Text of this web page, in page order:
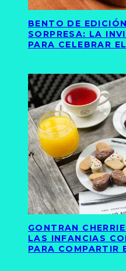
BENTO DE
SORPRESA: LA
PARA CELEBRAR
GONTRAN
LAS INFANCIAS
PARA COMPARTIR